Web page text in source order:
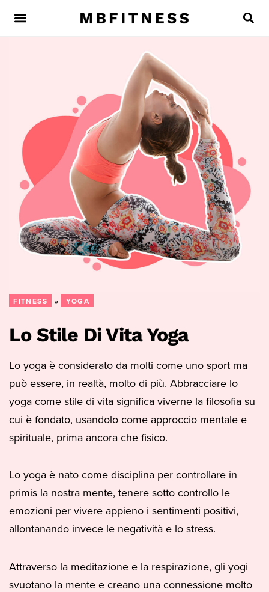
FITNESS » YOGA
Lo Stile Di Vita Yoga
Lo yoga è considerato da molti come uno sport ma
può essere, in realtà, molto di più. Abbracciare lo
yoga come stile di vita significa viverne la filosofia su
cui è fondato, usandolo come approccio mentale e
spirituale, prima ancora che fisico.
Lo yoga è nato come disciplina per controllare in
primis la nostra mente, tenere sotto controllo le
emozioni per vivere appieno i sentimenti positivi,
allontanando invece le negatività e lo stress.
Attraverso la meditazione e la respirazione, gli yogi
svuotano la mente e creano una connessione molto